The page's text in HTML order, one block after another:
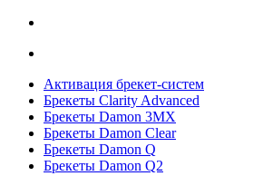
Активация брекет-систем
Брекеты Clarity Advanced
Брекеты Damon 3MX
Брекеты Damon Clear
Брекеты Damon Q
Брекеты Damon Q2